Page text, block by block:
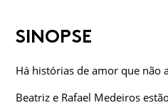
SINOPSE
Há histórias de amor que não
Beatriz e Rafael Medeiros